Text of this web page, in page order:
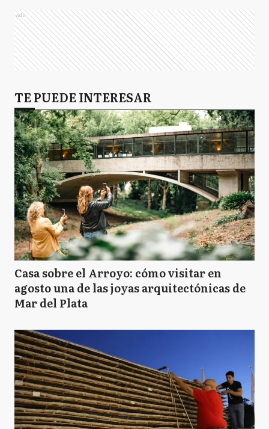
Ads
TE PUEDE INTERESAR
Casa sobre el Arroyo: cómo visitar en
agosto una de las joyas arquitectónicas de
Mar del Plata